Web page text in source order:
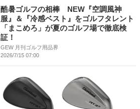
酷暑ゴルフの相棒 NEW『空調風神
服』＆『冷感ベスト』をゴルフタレント
「まこめろ」が夏のゴルフ場で徹底検
証！
GEW 月刊ゴルフ用品界
2026/7/15 07:00